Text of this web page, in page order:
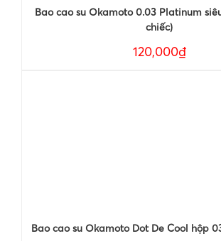
Bao cao su Okamoto 0.03 Platinum
chiếc)
120,000₫
Bao cao su Okamoto Dot De Cool hộp